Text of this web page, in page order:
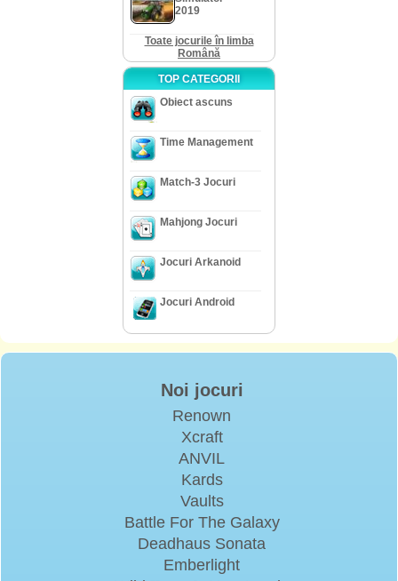
2019
Toate jocurile în limba
Română
TOP CATEGORII
Obiect ascuns
Time Management
Match-3 Jocuri
Mahjong Jocuri
Jocuri Arkanoid
Jocuri Android
Noi jocuri
Renown
Xcraft
ANVIL
Kards
Vaults
Battle For The Galaxy
Deadhaus Sonata
Emberlight